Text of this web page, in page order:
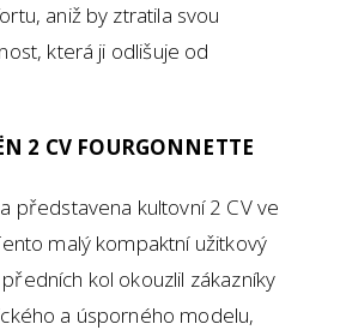
aniž by ztratila svou
která ji odlišuje od
2 CV FOURGONNETTE
představena kultovní 2 CV ve
malý kompaktní užitkový
kol okouzlil zákazníky
a úsporného modelu,